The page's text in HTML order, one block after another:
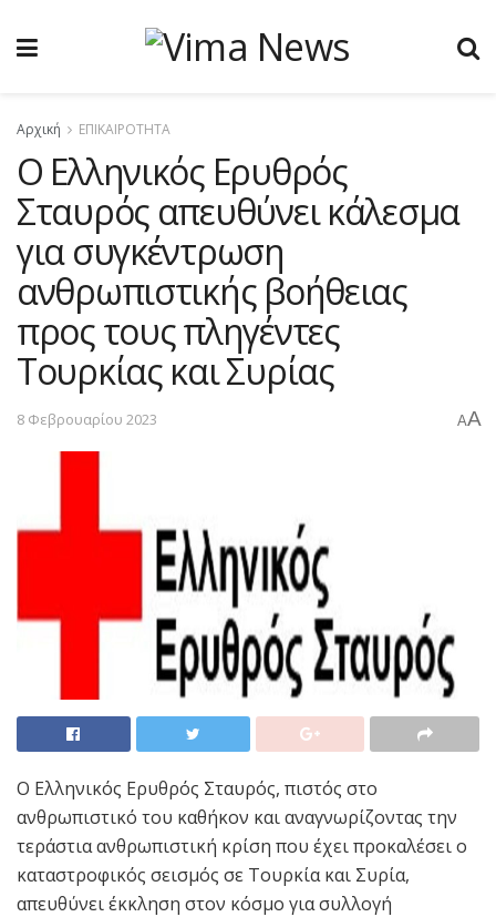
Αρχική ΕΠΙΚΑΙΡΟΤΗΤΑ
Ο Ελληνικός Ερυθρός
Σταυρός απευθύνει κάλεσμα
για συγκέντρωση
ανθρωπιστικής βοήθειας
προς τους πληγέντες
Τουρκίας και Συρίας
8 Φεβρουαρίου 2023 AA
Ο Ελληνικός Ερυθρός Σταυρός, πιστός στο
ανθρωπιστικό του καθήκον και αναγνωρίζοντας την
τεράστια ανθρωπιστική κρίση που έχει προκαλέσει ο
καταστροφικός σεισμός σε Τουρκία και Συρία,
απευθύνει έκκληση στον κόσμο για συλλογή